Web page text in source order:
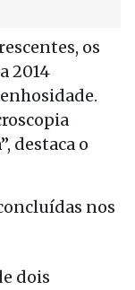
os
2014
destaca o
nos
dois